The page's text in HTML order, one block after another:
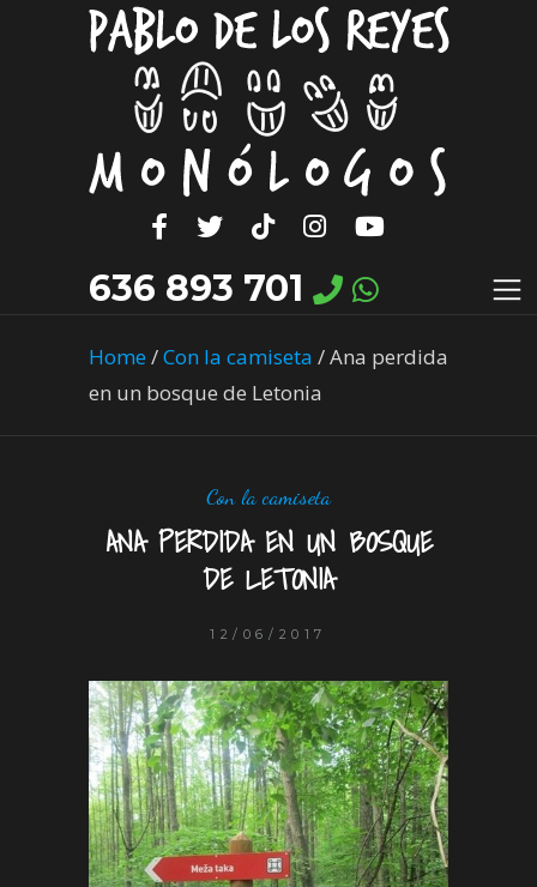
636 893 701
Home/Con la camiseta /Ana perdida
en un bosque de Letonia
Con la camiseta
ANA PERDIDA EN UN BOSQUE
DE LETONIA
12/06/2017